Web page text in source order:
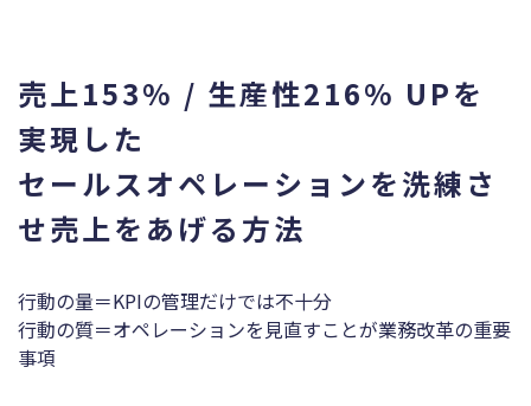
売上153% / ⽣産性216% UPを
実現した
セールスオペレーションを洗練さ
せ売上をあげる⽅法
⾏動の量＝KPIの管理だけでは不⼗分
⾏動の質＝オペレーションを⾒直すことが業務改⾰の重要
事項